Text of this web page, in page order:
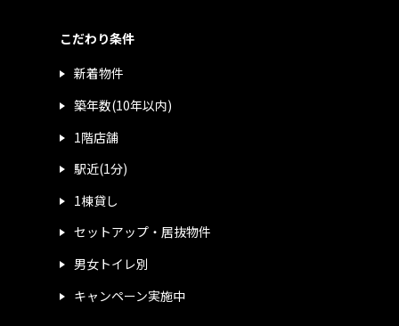
こだわり条件
新着物件
築年数(10年以内)
1階店舗
駅近(1分)
1棟貸し
セットアップ・居抜物件
男女トイレ別
キャンペーン実施中